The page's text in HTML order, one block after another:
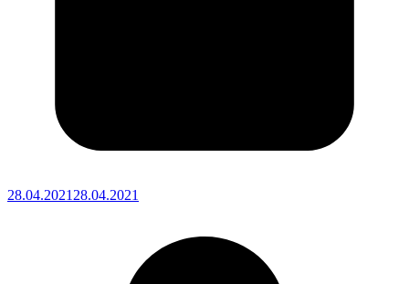
28.04.2021 28.04.2021